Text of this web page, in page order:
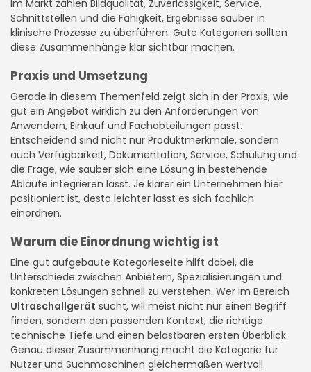
Im Markt zählen Bildqualität, Zuverlässigkeit, Service,
Schnittstellen und die Fähigkeit, Ergebnisse sauber in
klinische Prozesse zu überführen. Gute Kategorien sollten
diese Zusammenhänge klar sichtbar machen.
Praxis und Umsetzung
Gerade in diesem Themenfeld zeigt sich in der Praxis, wie
gut ein Angebot wirklich zu den Anforderungen von
Anwendern, Einkauf und Fachabteilungen passt.
Entscheidend sind nicht nur Produktmerkmale, sondern
auch Verfügbarkeit, Dokumentation, Service, Schulung und
die Frage, wie sauber sich eine Lösung in bestehende
Abläufe integrieren lässt. Je klarer ein Unternehmen hier
positioniert ist, desto leichter lässt es sich fachlich
einordnen.
Warum die Einordnung wichtig ist
Eine gut aufgebaute Kategorieseite hilft dabei, die
Unterschiede zwischen Anbietern, Spezialisierungen und
konkreten Lösungen schnell zu verstehen. Wer im Bereich
Ultraschallgerät sucht, will meist nicht nur einen Begriff
finden, sondern den passenden Kontext, die richtige
technische Tiefe und einen belastbaren ersten Überblick.
Genau dieser Zusammenhang macht die Kategorie für
Nutzer und Suchmaschinen gleichermaßen wertvoll.